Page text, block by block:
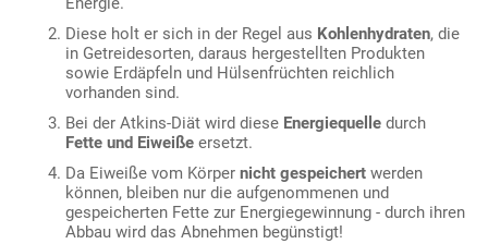
Diese holt er sich in der Regel aus Kohlenhydraten, die
in Getreidesorten, daraus hergestellten Produkten
sowie Erdäpfeln und Hülsenfrüchten reichlich
vorhanden sind.
Bei der Atkins-Diät wird diese Energiequelle durch
Fette und Eiweiße ersetzt.
Da Eiweiße vom Körper nicht gespeichert werden
können, bleiben nur die aufgenommenen und
gespeicherten Fette zur Energiegewinnung - durch ihren
Abbau wird das Abnehmen begünstigt!